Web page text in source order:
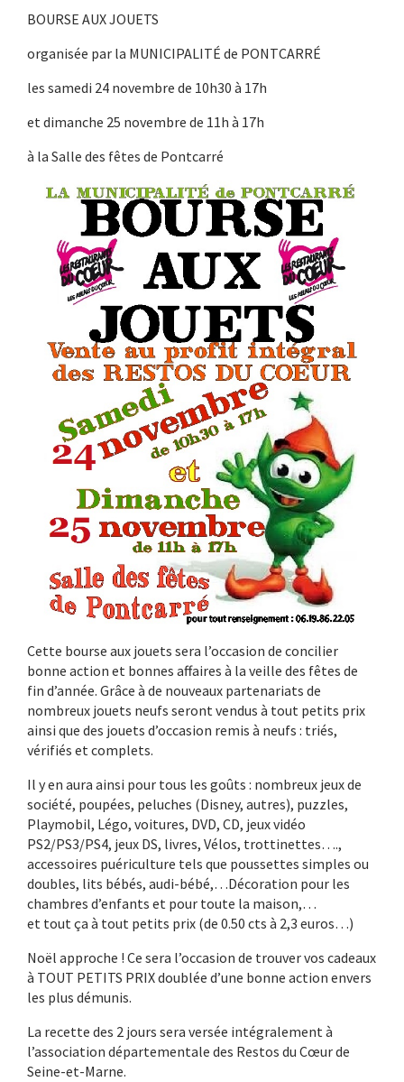
BOURSE AUX JOUETS
organisée par la MUNICIPALITÉ de PONTCARRÉ
les samedi 24 novembre de 10h30 à 17h
et dimanche 25 novembre de 11h à 17h
à la Salle des fêtes de Pontcarré
Cette bourse aux jouets sera l’occasion de concilier
bonne action et bonnes affaires à la veille des fêtes de
fin d’année. Grâce à de nouveaux partenariats de
nombreux jouets neufs seront vendus à tout petits prix
ainsi que des jouets d’occasion remis à neufs : triés,
vérifiés et complets.
Il y en aura ainsi pour tous les goûts : nombreux jeux de
société, poupées, peluches (Disney, autres), puzzles,
Playmobil, Légo, voitures, DVD, CD, jeux vidéo
PS2/PS3/PS4, jeux DS, livres, Vélos, trottinettes….,
accessoires puériculture tels que poussettes simples ou
doubles, lits bébés, audi-bébé,…Décoration pour les
chambres d’enfants et pour toute la maison,…
et tout ça à tout petits prix (de 0.50 cts à 2,3 euros…)
Noël approche ! Ce sera l’occasion de trouver vos cadeaux
à TOUT PETITS PRIX doublée d’une bonne action envers
les plus démunis.
La recette des 2 jours sera versée intégralement à
l’association départementale des Restos du Cœur de
Seine-et-Marne.